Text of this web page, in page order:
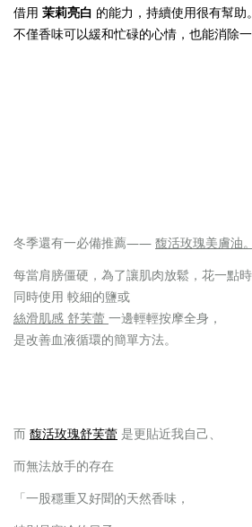
借用 茉莉亮白 的能力，持續使用很有幫助。
不僅香味可以緩和忙碌的心情，也能消除一
冬季還有一必備推薦—— 馥活玫瑰美膚油。
每當肩膀僵硬，為了讓肌肉放鬆，花一點時
同時使用 較細的鹽或
絲滑肌感 舒芙蕾 一邊輕輕按摩全身，
是改善血液循環的簡單方法。
而 馥活玫瑰舒芙蕾 是更貼近我自己、
而無法放手的存在
「一股穩重又好聞的天然香味，